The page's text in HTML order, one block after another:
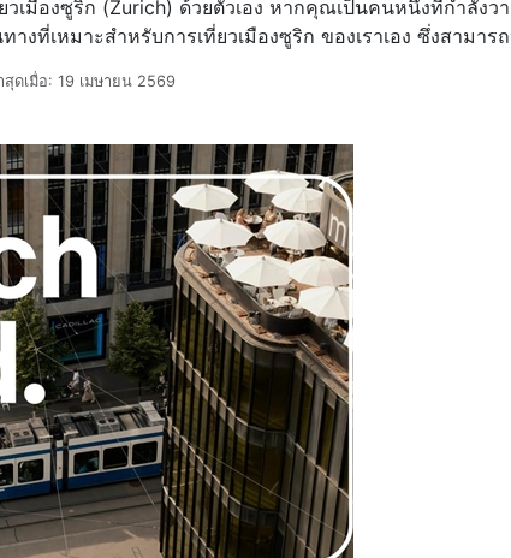
เมืองซูริก (Zurich) ด้วยตัวเอง หากคุณเป็นคนหนึ่งที่กำลังว
างที่เหมาะสำหรับการเที่ยวเมืองซูริก ของเราเอง ซึ่งสามา
สุดเมื่อ: 19 เมษายน 2569